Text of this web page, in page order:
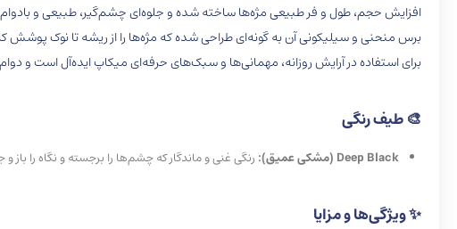
افزایش حجم، طول و فر طبیعی مژه‌ها ساخته شده و جلوه‌ای چشم‌گیر، طبیعی و
برس منحنی و سیلیکونی آن به گونه‌ای طراحی شده که مژه‌ها را از ریشه تا نوک
برای استفاده در آرایش روزانه، مهمانی‌ها و سبک‌های حرفه‌ای میکاپ ایده‌آل است و
🎨 طیف رنگی
Deep Black (مشکی عمیق): رنگی غنی و ماندگار که چشم‌ها را برجسته و نگاه را
✨ویژگی‌هاومزایا